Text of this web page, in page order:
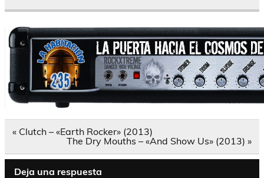
Navegación
« Clutch – «Earth Rocker» (2013)
The Dry Mouths – «And Show Us» (2013) »
Deja una respuesta